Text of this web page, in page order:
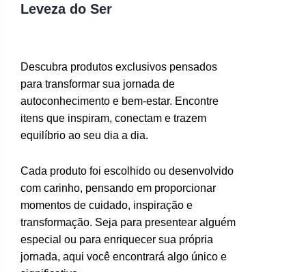
Leveza do Ser
Descubra produtos exclusivos pensados
para transformar sua jornada de
autoconhecimento e bem-estar. Encontre
itens que inspiram, conectam e trazem
equilíbrio ao seu dia a dia.
Cada produto foi escolhido ou desenvolvido
com carinho, pensando em proporcionar
momentos de cuidado, inspiração e
transformação. Seja para presentear alguém
especial ou para enriquecer sua própria
jornada, aqui você encontrará algo único e